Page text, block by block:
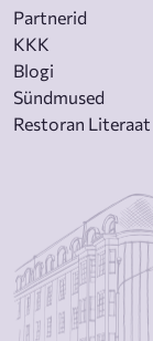
Partnerid
KKK
Blogi
Sündmused
Restoran Literaat